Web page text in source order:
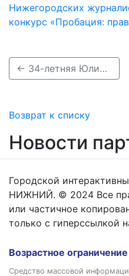
Нижегородских
конкурс «Пробация:
← 34-летняя Юлия Овчинникова без вести пропала в Заволжье
Возврат к списку
Новости
Городской
НИЖНИЙ. © 2024 Все
или частичное
только с гиперссылкой
Возрастное ограничение
Средство массовой